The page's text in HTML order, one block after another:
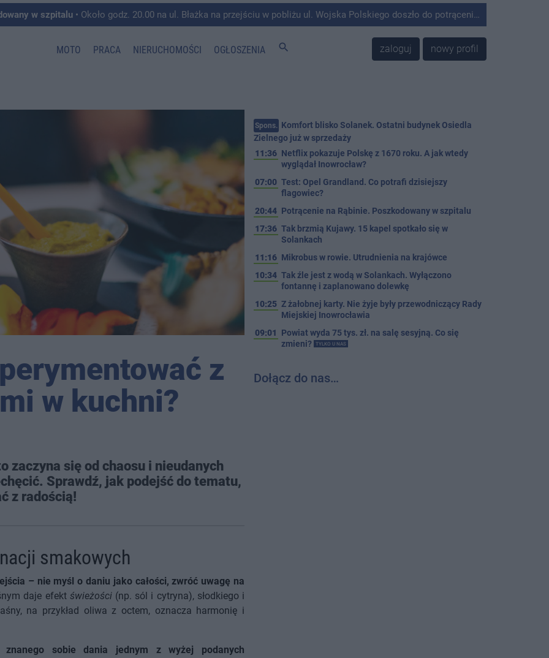
w szpitalu • Około godz. 20.00 na ul. Błażka na przejściu w pobliżu ul. Wojska Polskiego doszło do potrącenia mężczyzny przez kierującego Mercedesem.
MOTO PRACA NIERUCHOMOŚCI OGŁOSZENIA search zaloguj nowy profil
z
w kuchni?
zaczyna się od chaosu i nieudanych
Sprawdź, jak podejść do tematu,
z radością!
smakowych
– nie myśl o daniu jako całości, zwróć uwagę na
daje efekt świeżości (np. sól i cytryna), słodkiego i
na przykład oliwa z octem, oznacza harmonię i
znanego sobie dania jednym z wyżej podanych
Spons. Komfort blisko Solanek. Ostatni budynek Osiedla
Zielnego już w sprzedaży
11:36 Netflix pokazuje Polskę z 1670 roku. A jak wtedy
wyglądał Inowrocław?
07:00 Test: Opel Grandland. Co potrafi dzisiejszy
flagowiec?
20:44 Potrącenie na Rąbinie. Poszkodowany w szpitalu
17:36 Tak brzmią Kujawy. 15 kapel spotkało się w
Solankach
11:16 Mikrobus w rowie. Utrudnienia na krajówce
10:34 Tak źle jest z wodą w Solankach. Wyłączono
fontannę i zaplanowano dolewkę
10:25 Z żałobnej karty. Nie żyje były przewodniczący Rady
Miejskiej Inowrocławia
09:01
Powiat wyda 75 tys. zł. na salę sesyjną. Co się
zmieni?
TYLKO U NAS
Dołącz do nas…